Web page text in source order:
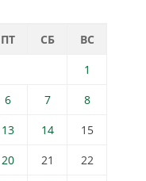
ПТ СБ
ВС
1
6 7
8
13 14
15
20 21
22